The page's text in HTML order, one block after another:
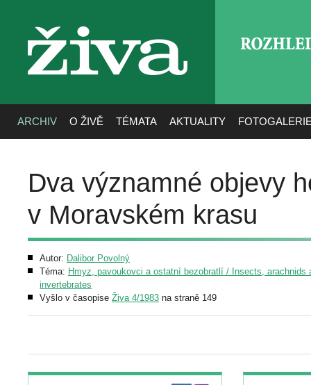
živa
ARCHIV O ŽIVĚ TÉMATA AKTUALITY
Dva významné objevy
v Moravském krasu
Autor: Dalibor Povolný
Téma: Hmyz, pavoukovci a ostatní bezobratlí / Insects, arachnids
invertebrates
Vyšlo v časopise Živa 4/1983 na straně 149